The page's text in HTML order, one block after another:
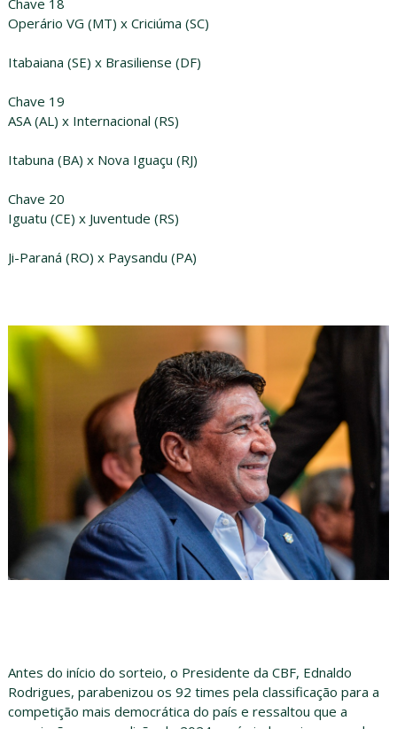
Chave 18
Operário VG (MT) x Criciúma (SC)
Itabaiana (SE) x Brasiliense (DF)
Chave 19
ASA (AL) x Internacional (RS)
Itabuna (BA) x Nova Iguaçu (RJ)
Chave 20
Iguatu (CE) x Juventude (RS)
Ji-Paraná (RO) x Paysandu (PA)
Antes do início do sorteio, o Presidente da CBF, Ednaldo
Rodrigues, parabenizou os 92 times pela classificação para a
competição mais democrática do país e ressaltou que a